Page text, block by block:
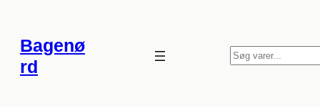
indhold
Bagenø
rd
S
ø